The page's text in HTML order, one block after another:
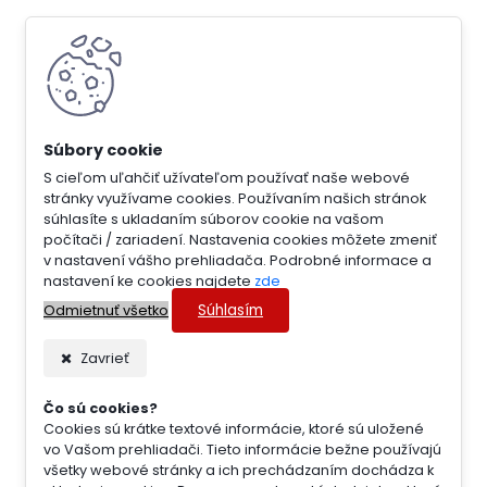
S cieľom uľahčiť užívateľom používať naše webové
stránky využívame cookies. Používaním našich stránok
súhlasíte s ukladaním súborov cookie na vašom
počítači / zariadení. Nastavenia cookies môžete zmeniť
v nastavení vášho prehliadača. Podrobné informace a
nastavení ke cookies najdete zde
Odmietnuť všetko
Súhlasím
Zavrieť
Čo sú cookies?
Cookies sú krátke textové informácie, ktoré sú uložené
vo Vašom prehliadači. Tieto informácie bežne používajú
všetky webové stránky a ich prechádzaním dochádza k